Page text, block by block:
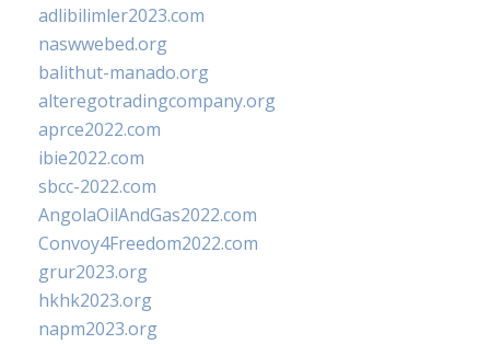
adlibilimler2023.com
naswwebed.org
balithut-manado.org
alteregotradingcompany.org
aprce2022.com
ibie2022.com
sbcc-2022.com
AngolaOilAndGas2022.com
Convoy4Freedom2022.com
grur2023.org
hkhk2023.org
napm2023.org